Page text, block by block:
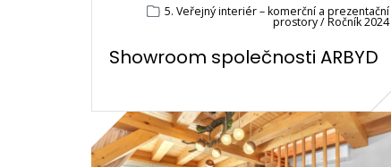
5. Veřejný interiér – komerční a prezentační
prostory / Ročník 2024
Showroom společnosti ARBYD